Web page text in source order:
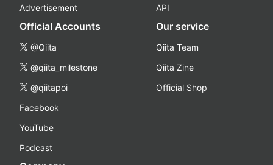
Advertisement
API
Official Accounts
@Qiita
@qiita_milestone
@qiitapoi
Facebook
YouTube
Podcast
Our service
Qiita Team
Qiita Zine
Official Shop